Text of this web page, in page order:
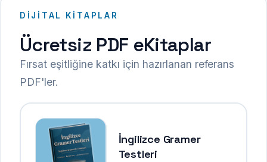
DIJITAL KITAPLAR
Ücretsiz PDF eKitaplar
Fırsat eşitliğine katkı için hazırlanan referans
PDF'ler.
İngilizce Gramer
Testleri